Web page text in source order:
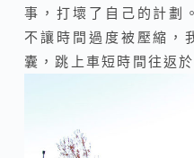
事，打壞了自己的計劃
不讓時間過度被壓縮，
囊，跳上車短時間往返